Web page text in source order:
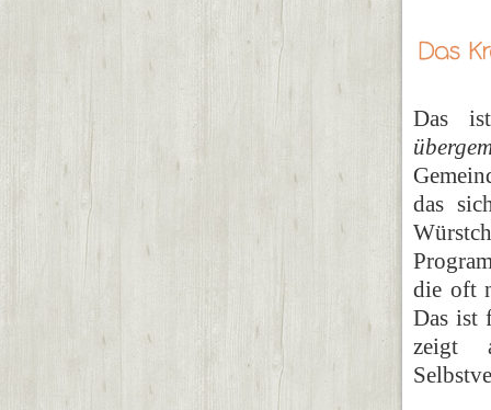
Das
das
die oft
Das ist
zeigt